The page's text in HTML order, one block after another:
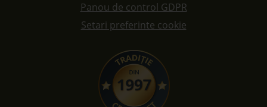
Panou de control GDPR
Setari preferinte cookie